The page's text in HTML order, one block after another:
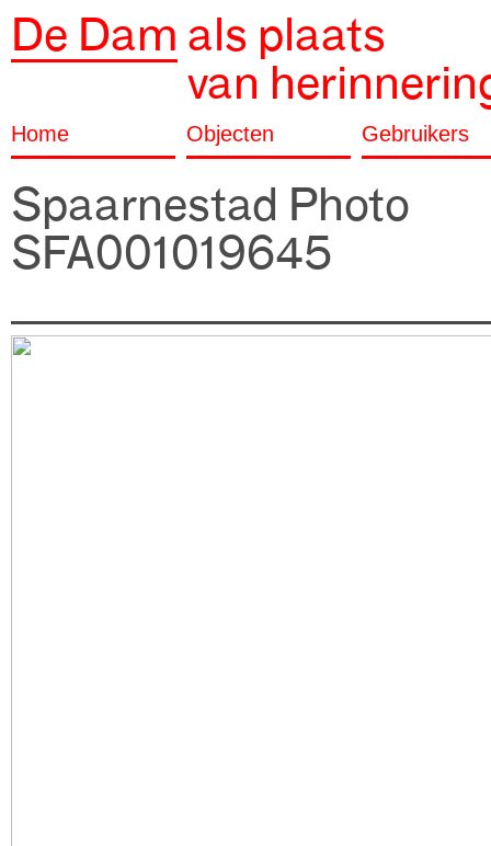
De Dam als plaats
van
Home Objecten Gebruikers
Spaarnestad Photo
SFA001019645